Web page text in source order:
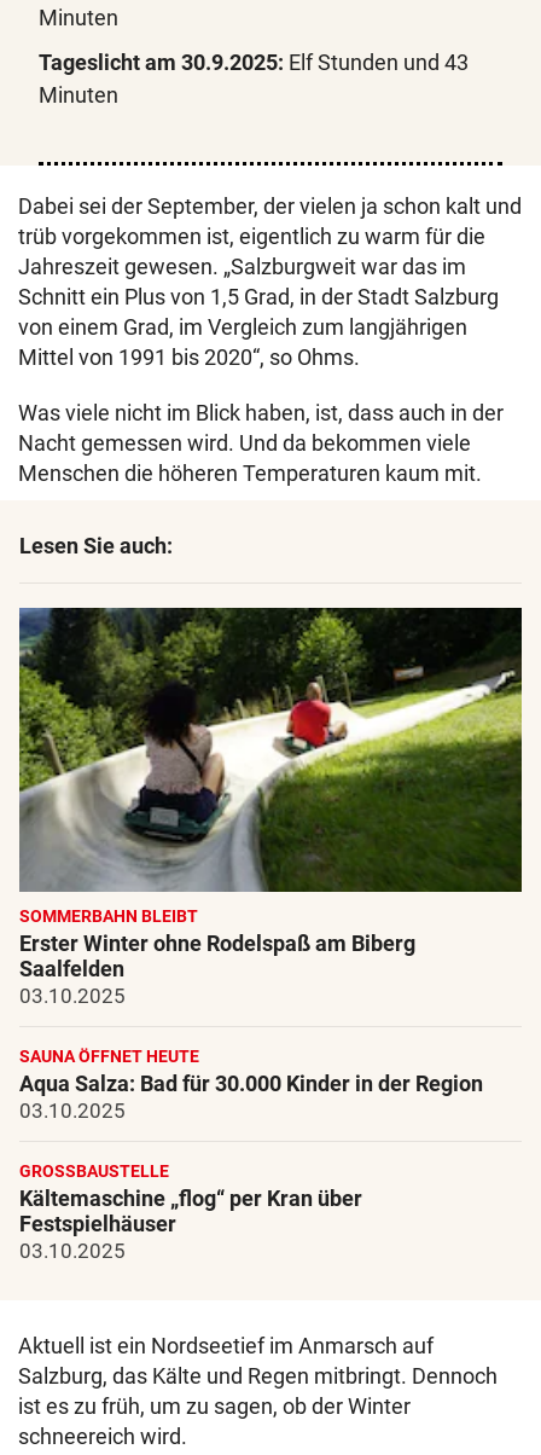
Minuten
Tageslicht am 30.9.2025: Elf Stunden und 43
Minuten
Dabei sei der September, der vielen ja schon kalt und
trüb vorgekommen ist, eigentlich zu warm für die
Jahreszeit gewesen. „Salzburgweit war das im
Schnitt ein Plus von 1,5 Grad, in der Stadt Salzburg
von einem Grad, im Vergleich zum langjährigen
Mittel von 1991 bis 2020“, so Ohms.
Was viele nicht im Blick haben, ist, dass auch in der
Nacht gemessen wird. Und da bekommen viele
Menschen die höheren Temperaturen kaum mit.
Lesen Sie auch:
SOMMERBAHN BLEIBT
Erster Winter ohne Rodelspaß am Biberg
Saalfelden
03.10.2025
SAUNA ÖFFNET HEUTE
Aqua Salza: Bad für 30.000 Kinder in der Region
03.10.2025
GROSSBAUSTELLE
Kältemaschine „flog“ per Kran über
Festspielhäuser
03.10.2025
Aktuell ist ein Nordseetief im Anmarsch auf
Salzburg, das Kälte und Regen mitbringt. Dennoch
ist es zu früh, um zu sagen, ob der Winter
schneereich wird.